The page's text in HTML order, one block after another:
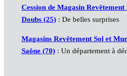
Cession de Magasin
Doubs (25): De belles surprises
Magasins Revêtement Sol et
Saône (70): Un département à